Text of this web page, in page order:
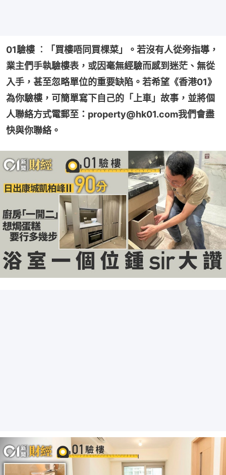
01驗樓 ︰「買樓唔同買棵菜」。若沒有人從旁指導，
業主們手執驗樓表，或因毫無經驗而感到迷茫、無從
入手，甚至忽略單位的重要缺陷。若希望《香港01》
為你驗樓，可簡單寫下自己的「上車」故事，並將個
人聯絡方式電郵至：property@hk01.com我們會盡
快與你聯絡。